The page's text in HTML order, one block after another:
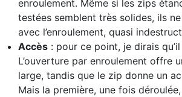
enroulement. Même si les zips
testées semblent très solides, ils
avec l’enroulement, quasi
Accès : pour ce point, je dirais
L’ouverture par enroulement offre
large, tandis que le zip donne un
Mais la première, une fois